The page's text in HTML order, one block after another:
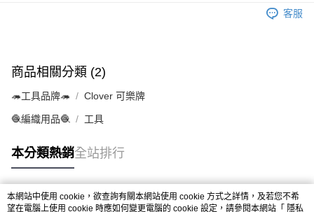
２．關於個人資料處理事宜，請瀏覽以下網址：
３．未成年的使用者請事先徵得法定代理人或監護人之同意方可使用
任。
時審查核予不同之上限額度；若仍有額度不足之情形，本公司將視審查結果
請求用戶進行身份認證。
５．嚴禁一人註冊多個帳號或使用他人資訊註冊。若發現惡意使用之情形，
恩沛科技股份有限公司將有權停止該用戶之使用額度並採取法律行動。
客服
商品相關分類 (2)
🦔工具品牌🦔 Clover 可樂牌
🧶編織用品🧶 工具
本分類熱銷全站排行
熱門標籤
本網站中使用 cookie，欲查詢有關本網站使用 cookie 方式之詳情，及若您不希
望在電腦上使用 cookie 時應如何變更電腦的 cookie 設定，請參閱本網站「 隱私